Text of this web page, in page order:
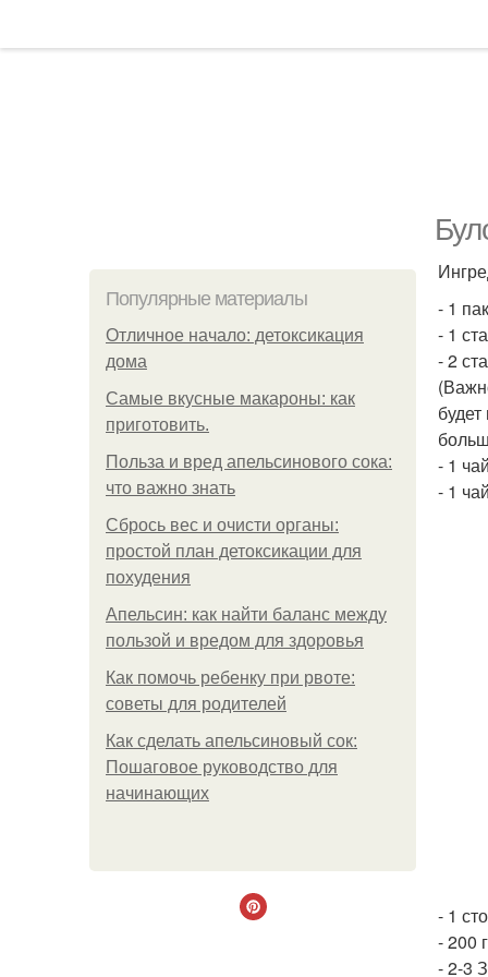
Популярные материалы
Отличное начало: детоксикация
дома
Самые вкусные макароны: как
приготовить.
Польза и вред апельсинового сока:
что важно знать
Сбрось вес и очисти органы:
простой план детоксикации для
похудения
Апельсин: как найти баланс между
пользой и вредом для здоровья
Как помочь ребенку при рвоте:
советы для родителей
Как сделать апельсиновый сок:
Пошаговое руководство для
начинающих
- 1
- 1
- 2
- 1
- 1
- 1
- 200
- 2-3